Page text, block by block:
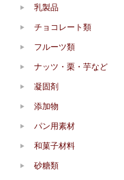
乳製品
チョコレート類
フルーツ類
ナッツ・栗・芋など
凝固剤
添加物
パン用素材
和菓子材料
砂糖類